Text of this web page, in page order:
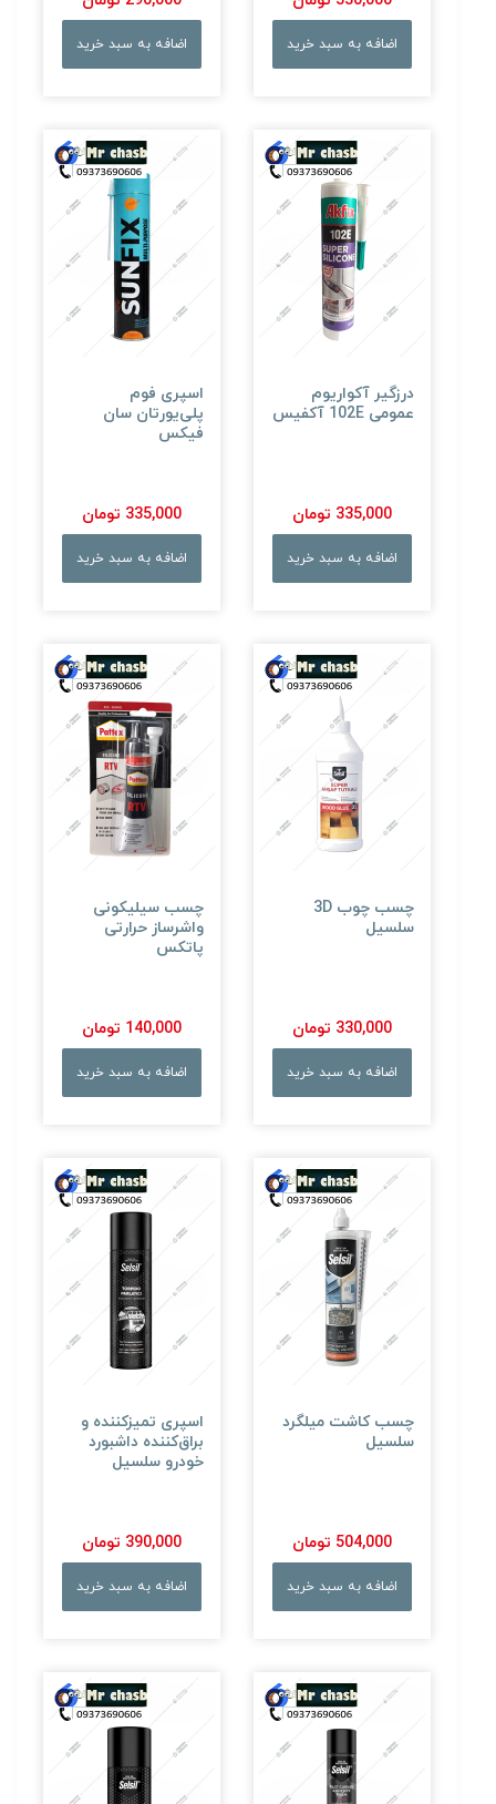
اضافه به سبد خرید اضافه به سبد خرید
درزگیر آکواریوم
عمومی 102E آکفیس
335,000 تومان
اضافه به سبد خرید
اسپری فوم
پلی‌یورتان سان
فیکس
335,000 تومان
اضافه به سبد خرید
چسب چوب 3D
سلسیل
330,000 تومان
اضافه به سبد خرید
چسب سیلیکونی
واشرساز حرارتی
پاتکس
140,000 تومان
اضافه به سبد خرید
چسب کاشت میلگرد
سلسیل
504,000 تومان
اضافه به سبد خرید
اسپری تمیزکننده و
براق‌کننده داشبورد
خودرو سلسیل
390,000 تومان
اضافه به سبد خرید